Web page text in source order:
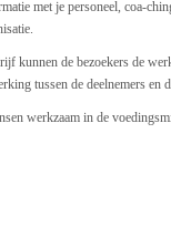
met je personeel, coa-
kunnen de bezoekers de
tussen de deelnemers en
werkzaam in de